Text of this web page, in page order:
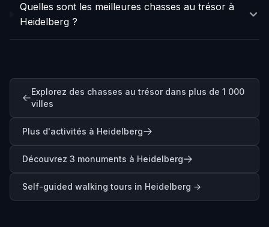
Quelles sont les meilleures chasses au trésor à
Heidelberg ?
Explorez des chasses au trésor dans plus de 1 000
villes
Plus d'activités à Heidelberg
Découvrez 3 monuments à Heidelberg
Self-guided walking tours in Heidelberg →